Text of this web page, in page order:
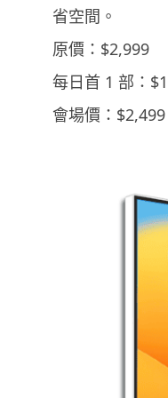
省空間。
原價：$2,999
每日首 1 部：
會場價：$2,499